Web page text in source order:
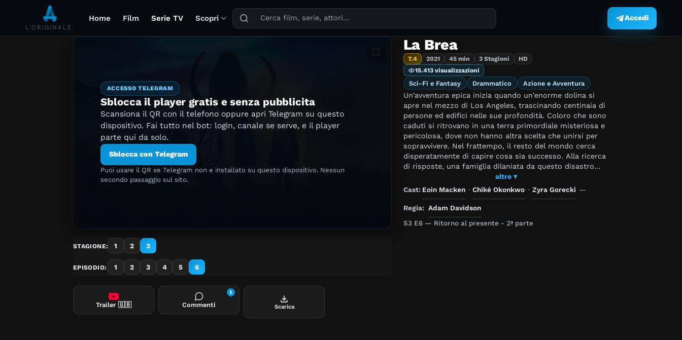
L'ORIGINALE.
Home Film Serie TV Scopri
Puoi cercare film, serie TV, attori, registi, generi e temi.
Accedi
ACCESSO TELEGRAM
Sblocca il player gratis e senza pubblicita
Scansiona il QR con il telefono oppure apri Telegram su questo
dispositivo. Fai tutto nel bot: login, canale se serve, e il player
parte qui da solo.
Sblocca con Telegram
Puoi usare il QR se Telegram non e installato su questo dispositivo. Nessun
secondo passaggio sul sito.
Aggiungi in lista
STAGIONE: 1 2 3
EPISODIO: 1 2 3 4 5 6
La Brea
7.4 2021 45 min 3 Stagioni
HD
15.413 visualizzazioni
Sci-Fi e Fantasy Drammatico Azione e Avventura
Un'avventura epica inizia quando un'enorme dolina si
apre nel mezzo di Los Angeles, trascinando centinaia di
persone ed edifici nelle sue profondità. Coloro che sono
caduti si ritrovano in una terra primordiale misteriosa e
pericolosa, dove non hanno altra scelta che unirsi per
sopravvivere. Nel frattempo, il resto del mondo cerca
disperatamente di capire cosa sia successo. Alla ricerca
di risposte, una famiglia dilaniata da questo disastro
dovrà svelare i segreti di questo inspiegabile evento per
ritrovare un modo per ricongiungersi.
altro ▾
Cast: Eoin Macken · Chiké Okonkwo · Zyra Gorecki —
Regia: Adam Davidson
S3 E6 — Ritorno al presente - 2ª parte
Trailer 🇬🇧 Commenti
1
Scarica